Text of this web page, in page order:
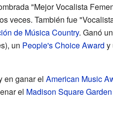
"Mejor Vocalista
veces. También fue
de Música Country. Ganó
un People's Choice Award y
en ganar el American Music
el Madison Square Garden